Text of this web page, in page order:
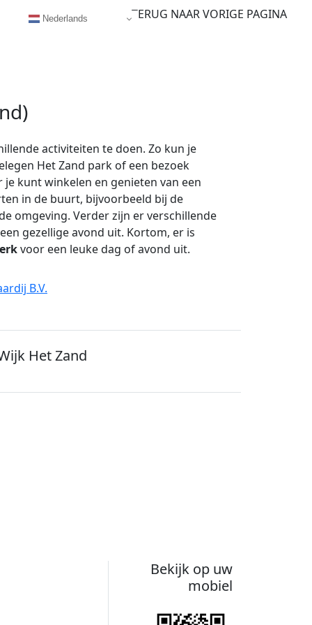
TERUG NAAR VORIGE PAGINA
activiteiten te doen. Zo kun je
Het Zand park of een bezoek
kunt winkelen en genieten van een
in de buurt, bijvoorbeeld bij de
omgeving. Verder zijn er verschillende
gezellige avond uit. Kortom, er is
voor een leuke dag of avond uit.
B.V.
Het Zand
Bekijk op uw
mobiel
Nederlands